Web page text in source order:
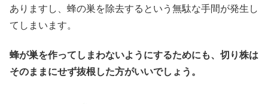
ありますし、蜂の巣を除去するという無駄な手間が発生し
てしまいます。
蜂が巣を作ってしまわないようにするためにも、切り株は
そのままにせず抜根した方がいいでしょう。